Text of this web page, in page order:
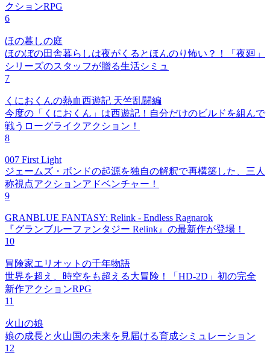
クションRPG
6
ほの暮しの庭
ほのぼの田舎暮らしは夜がくるとほんのり怖い？！「夜廻」
シリーズのスタッフが贈る生活シミュ
7
くにおくんの熱血西遊記 天竺乱闘編
今度の「くにおくん」は西遊記！自分だけのビルドを組んで
戦うローグライクアクション！
8
007 First Light
ジェームズ・ボンドの起源を独自の解釈で再構築した、三人
称視点アクションアドベンチャー！
9
GRANBLUE FANTASY: Relink - Endless Ragnarok
『グランブルーファンタジー Relink』の最新作が登場！
10
冒険家エリオットの千年物語
世界を超え、時空をも超える大冒険！「HD-2D」初の完全
新作アクションRPG
11
火山の娘
娘の成長と火山国の未来を見届ける育成シミュレーション
12